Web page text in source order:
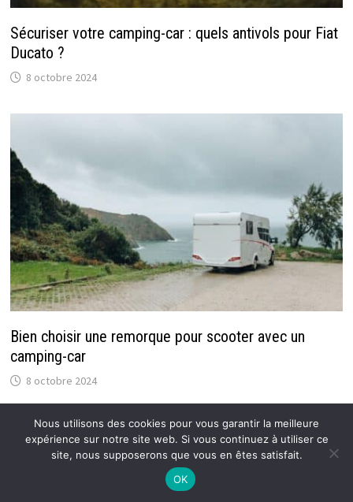
Sécuriser votre camping-car : quels antivols pour Fiat
Ducato ?
8 octobre 2024
Bien choisir une remorque pour scooter avec un
camping-car
8 octobre 2024
Atoutfret : Blog Auto / Moto pour tous
Nous utilisons des cookies pour vous garantir la meilleure
expérience sur notre site web. Si vous continuez à utiliser ce
site, nous supposerons que vous en êtes satisfait.
OK